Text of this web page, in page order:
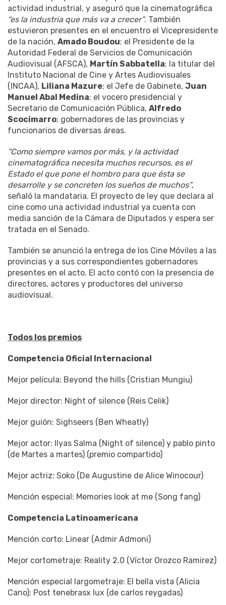
actividad industrial, y aseguró que la cinematográfica
“es la industria que más va a crecer”. También
estuvieron presentes en el encuentro el Vicepresidente
de la nación, Amado Boudou; el Presidente de la
Autoridad Federal de Servicios de Comunicación
Audiovisual (AFSCA), Martín Sabbatella; la titular del
Instituto Nacional de Cine y Artes Audiovisuales
(INCAA), Liliana Mazure; el Jefe de Gabinete, Juan
Manuel Abal Medina; el vocero presidencial y
Secretario de Comunicación Pública, Alfredo
Scocimarro; gobernadores de las provincias y
funcionarios de diversas áreas.
“Como siempre vamos por más, y la actividad
cinematográfica necesita muchos recursos, es el
Estado el que pone el hombro para que ésta se
desarrolle y se concreten los sueños de muchos”,
señaló la mandataria. El proyecto de ley que declara al
cine como una actividad industrial ya cuenta con
media sanción de la Cámara de Diputados y espera ser
tratada en el Senado.
También se anunció la entrega de los Cine Móviles a las
provincias y a sus correspondientes gobernadores
presentes en el acto. El acto contó con la presencia de
directores, actores y productores del universo
audiovisual.
Todos los premios
Competencia Oficial Internacional
Mejor película: Beyond the hills (Cristian Mungiu)
Mejor director: Night of silence (Reis Celik)
Mejor guión: Sighseers (Ben Wheatly)
Mejor actor: Ilyas Salma (Night of silence) y pablo pinto
(de Martes a martes) (premio compartido)
Mejor actriz: Soko (De Augustine de Alice Winocour)
Mención especial: Memories look at me (Song fang)
Competencia Latinoamericana
Mención corto: Linear (Admir Admoni)
Mejor cortometraje: Reality 2.0 (Víctor Orozco Ramirez)
Mención especial largometraje: El bella vista (Alicia
Cano); Post tenebrasx lux (de carlos reygadas)